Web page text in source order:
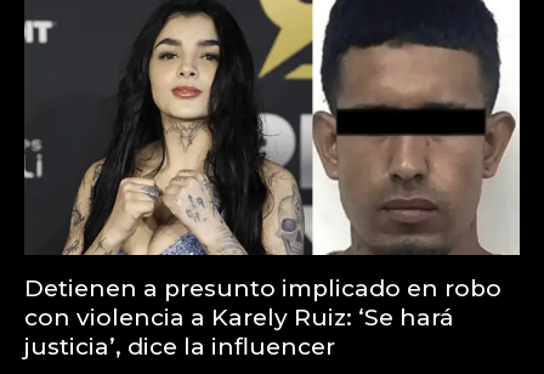
Detienen a presunto implicado en robo
con violencia a Karely Ruiz: ‘Se hará
justicia’, dice la influencer